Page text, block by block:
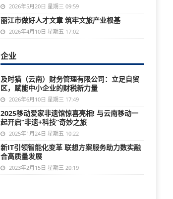
2026年5月20日 星期三 09:59
丽江市做好人才文章 筑牢文旅产业根基
2026年4月10日 星期五 17:02
企业
及时猫（云南）财务管理有限公司：立足自贸
区，赋能中小企业的财税新力量
2026年6月10日 星期三 17:49
2025移动爱家非遗馆惊喜亮相! 与云南移动一
起开启“非遗+科技”奇妙之旅
2025年1月24日 星期五 10:22
新IT引领智能化变革 联想方案服务助力数实融
合高质量发展
2023年2月15日 星期三 20:19